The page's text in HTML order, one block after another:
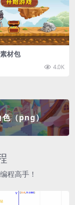
材包
4.0K
色（png）
程高手！